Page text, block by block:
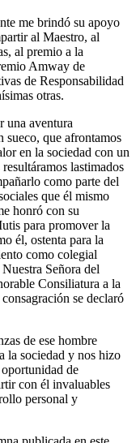
me brindó su apoyo
al Maestro, al
al premio a la
Amway de
de Responsabilidad
otras.
una aventura
sueco, que afrontamos
en la sociedad con un
lastimados
como parte del
que él mismo
honró con su
para promover la
él, ostenta para la
como colegial
Señora del
Consiliatura a la
se declaró
de ese hombre
la sociedad y nos hizo
de
con él invaluables
personal y